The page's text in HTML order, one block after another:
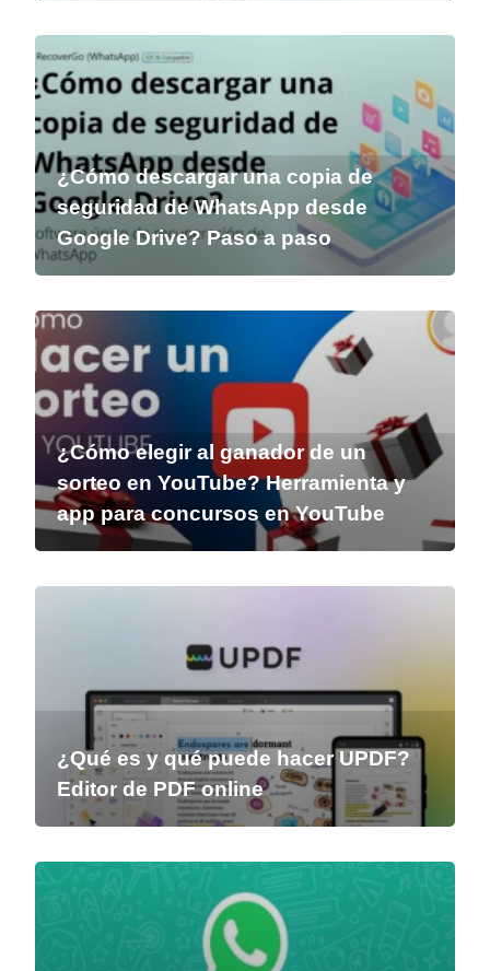
¿Cómo descargar una copia de
seguridad de WhatsApp desde
Google Drive? Paso a paso
¿Cómo elegir al ganador de un
sorteo en YouTube? Herramienta y
app para concursos en YouTube
¿Qué es y qué puede hacer UPDF?
Editor de PDF online